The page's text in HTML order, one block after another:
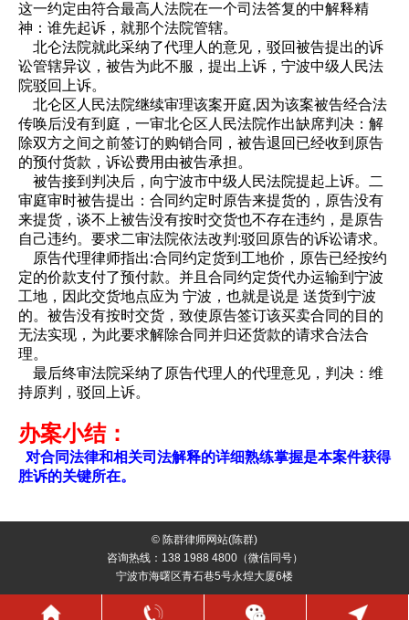
这一约定由符合最高人法院在一个司法答复的中解释精
神：谁先起诉，就那个法院管辖。
北仑法院就此采纳了代理人的意见，驳回被告提出的诉
讼管辖异议，被告为此不服，提出上诉，宁波中级人民法
院驳回上诉。
北仑区人民法院继续审理该案开庭,因为该案被告经合法
传唤后没有到庭，一审北仑区人民法院作出缺席判决：解
除双方之间之前签订的购销合同，被告退回已经收到原告
的预付货款，诉讼费用由被告承担。
被告接到判决后，向宁波市中级人民法院提起上诉。二
审庭审时被告提出：合同约定时原告来提货的，原告没有
来提货，谈不上被告没有按时交货也不存在违约，是原告
自己违约。要求二审法院依法改判:驳回原告的诉讼请求。
原告代理律师指出:合同约定货到工地价，原告已经按约
定的价款支付了预付款。并且合同约定货代办运输到宁波
工地，因此交货地点应为 宁波，也就是说是 送货到宁波
的。被告没有按时交货，致使原告签订该买卖合同的目的
无法实现，为此要求解除合同并归还货款的请求合法合
理。
最后终审法院采纳了原告代理人的代理意见，判决：维
持原判，驳回上诉。
办案小结：
对合同法律和相关司法解释的详细熟练掌握是本案件获得
胜诉的关键所在。
© 陈群律师网站(陈群)
咨询热线：138 1988 4800（微信同号）
宁波市海曙区青石巷5号永煌大厦6楼